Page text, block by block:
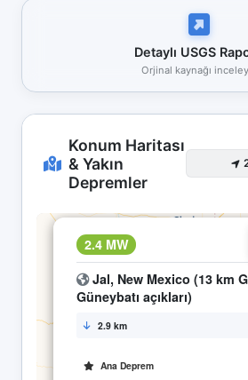
Detaylı USGS
Orjinal kaynağı
Konum Haritası
& Yakın
Depremler
2.4 MW
Jal, New Mexico (13 km
Güneybatı açıkları)
2.9 km
Ana Deprem